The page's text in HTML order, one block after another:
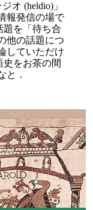
オ (heldio)」
報発信の場で
題を「待ち合
他の話題につ
していただけ
史をお茶の間
と．